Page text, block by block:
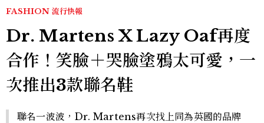
FASHION 流行快報
Dr. Martens X Lazy Oaf再度
合作！笑臉＋哭臉塗鴉太可愛，一
次推出3款聯名鞋
聯名一波波，Dr. Martens再次找上同為英國的品牌